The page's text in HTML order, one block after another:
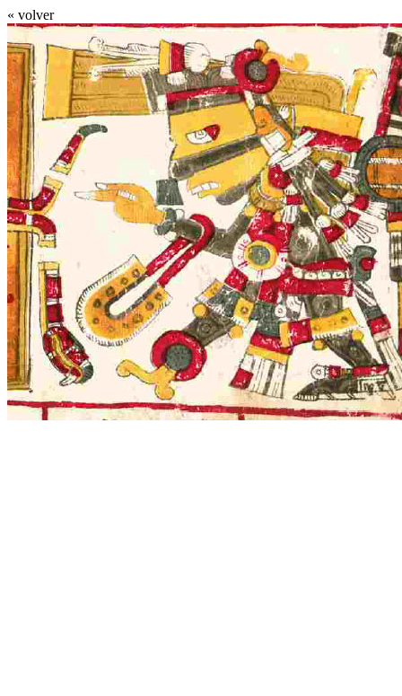
« volver